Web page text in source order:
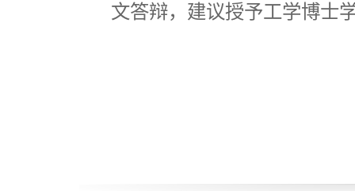
文答辩，建议授予工学博士